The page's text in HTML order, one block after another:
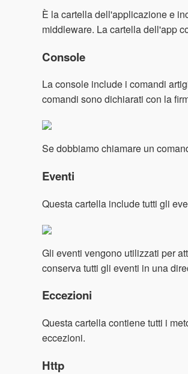
È la cartella dell'applicazione e
middleware. La cartella dell'app
Console
La console include i comandi
comandi sono dichiarati con la
Se dobbiamo chiamare un
Eventi
Questa cartella include tutti gli
Gli eventi vengono utilizzati per
conserva tutti gli eventi in una
Eccezioni
Questa cartella contiene tutti i
eccezioni.
Http